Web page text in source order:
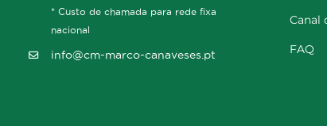
* Custo de chamada para rede fixa
nacional
info@cm-marco-canaveses.pt
Canal
FAQ